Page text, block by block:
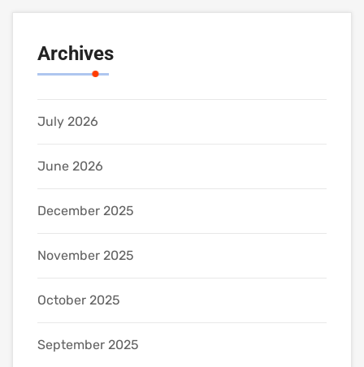
Archives
July 2026
June 2026
December 2025
November 2025
October 2025
September 2025